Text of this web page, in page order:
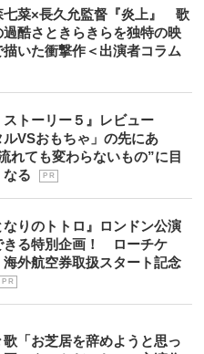
七菜×長久允監督『炎上』 歌
過酷さときらきらを独特の映
描いた衝撃作＜出演者コラム
ストーリー５』レビュー
ルVSおもちゃ」の先にあ
れても変わらないもの”に目
なる
P R
なりのトトロ』ロンドン公演
きる特別企画！ ローチケ
海外航空券取扱スタート記念
P R
歌「お芝居を辞めようと思っ